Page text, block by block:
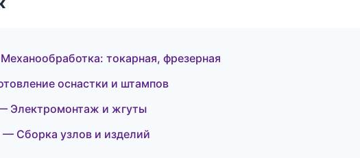
токарная, фрезерная
оснастки и штампов
Электромонтаж и жгуты
Сборка узлов и изделий